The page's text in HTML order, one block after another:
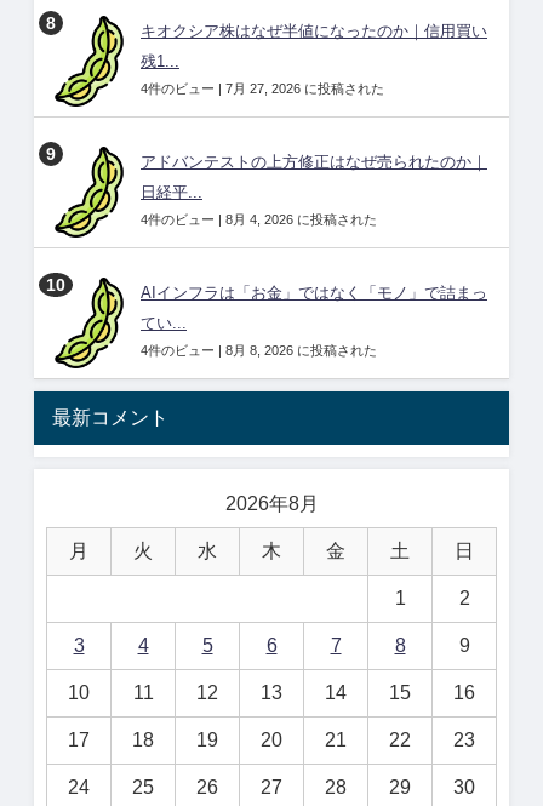
キオクシア株はなぜ半値になったのか｜信用買い
残1...
4件のビュー | 7月 27, 2026 に投稿された
アドバンテストの上方修正はなぜ売られたのか｜
日経平...
4件のビュー | 8月 4, 2026 に投稿された
AIインフラは「お金」ではなく「モノ」で詰まっ
てい...
4件のビュー | 8月 8, 2026 に投稿された
最新コメント
2026年8月
月 火 水 木 金 土 日
1 2
3 4 5 6 7 8 9
10 11 12 13 14 15 16
17 18 19 20 21 22 23
24 25 26 27 28 29 30